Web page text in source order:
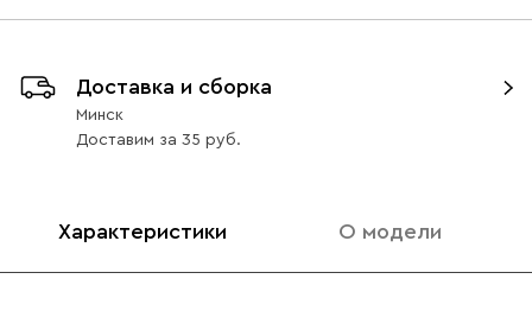
Доставка и сборка
Минск
Доставим за 35
Характеристики О модели